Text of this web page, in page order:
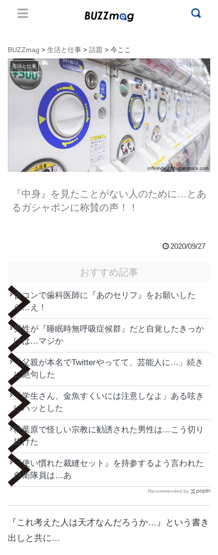
BUZZmag > 生活と仕事 > 話題 > 今ここ
生活と仕事
『中身』を見たことがない人のために…とあ
るガシャポンに称賛の声！！
2020/09/27
おすすめ記事
合コンで歯科医師に『あのセリフ』をお願いした
ら…え！
男性が『睡眠時無呼吸症候群』だと自覚したきっか
けは…マジか
「父親が本名でTwitterやってて、芸能人に…」続き
に絶句した
「学生さん、金魚すくいには注意しなよ」ある呟き
にハッとした
秋葉原で怪しい宗教に勧誘された男性は…こう切り
抜けた
『使い慣れた裁縫セット』を持参するよう言われた
自衛隊員は…あ
Recommended by
『これ考えた人は天才なんだろうか…』という書き
出しと共に…